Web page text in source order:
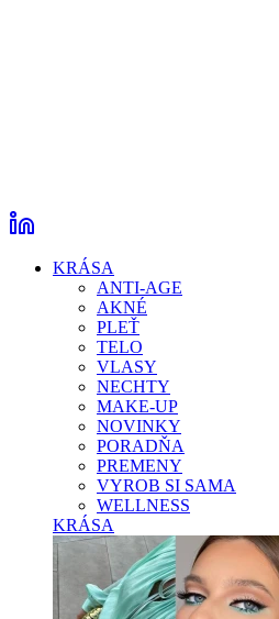
KRÁSA
ANTI-AGE
AKNÉ
PLEŤ
TELO
VLASY
NECHTY
MAKE-UP
NOVINKY
PORADŇA
PREMENY
VYROB SI SAMA
WELLNESS
KRÁSA